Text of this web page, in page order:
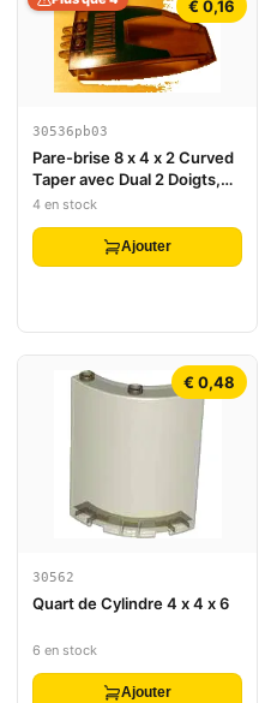
€ 0,16
30536pb03
Pare-brise 8 x 4 x 2 Curved
Taper avec Dual 2 Doigts,
Motif Code-barres
4 en stock
Ajouter
€ 0,48
30562
Quart de Cylindre 4 x 4 x 6
6 en stock
Ajouter